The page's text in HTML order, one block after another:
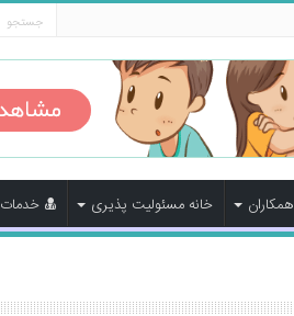
همکاران خانه مسئولیت پذیری خدمات